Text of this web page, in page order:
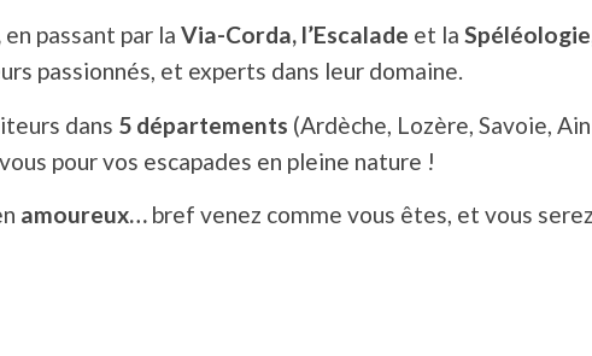
en passant par la Via-Corda, l’Escalade et la
passionnés, et experts dans leur domaine.
dans 5 départements (Ardèche, Lozère, Savoie,
pour vos escapades en pleine nature !
amoureux… bref venez comme vous êtes, et vous